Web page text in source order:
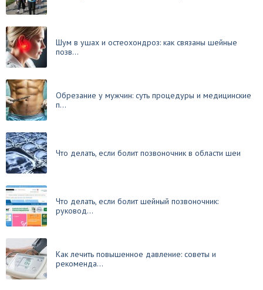
Шум в ушах и остеохондроз: как связаны шейные
позв...
Обрезание у мужчин: суть процедуры и медицинские
п...
Что делать, если болит позвоночник в области шеи
Что делать, если болит шейный позвоночник:
руковод...
Как лечить повышенное давление: советы и
рекоменда...